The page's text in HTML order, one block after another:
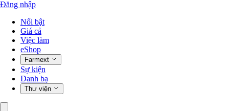
Đăng nhập
Nổi bật
Giá cả
Việc làm
eShop
Farmext
Sự kiện
Danh bạ
Thư viện